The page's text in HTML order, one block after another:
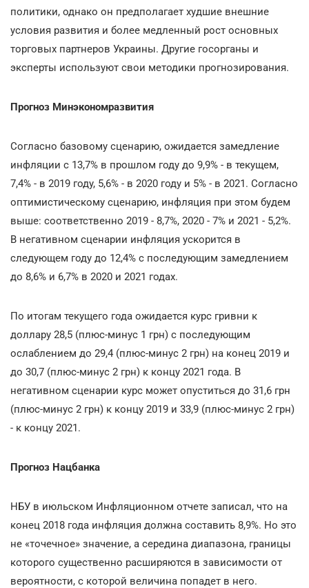
политики, однако он предполагает худшие внешние
условия развития и более медленный рост основных
торговых партнеров Украины. Другие госорганы и
эксперты используют свои методики прогнозирования.
Прогноз Минэкономразвития
Согласно базовому сценарию, ожидается замедление
инфляции с 13,7% в прошлом году до 9,9% - в текущем,
7,4% - в 2019 году, 5,6% - в 2020 году и 5% - в 2021. Согласно
оптимистическому сценарию, инфляция при этом будем
выше: соответственно 2019 - 8,7%, 2020 - 7% и 2021 - 5,2%.
В негативном сценарии инфляция ускорится в
следующем году до 12,4% с последующим замедлением
до 8,6% и 6,7% в 2020 и 2021 годах.
По итогам текущего года ожидается курс гривни к
доллару 28,5 (плюс-минус 1 грн) с последующим
ослаблением до 29,4 (плюс-минус 2 грн) на конец 2019 и
до 30,7 (плюс-минус 2 грн) к концу 2021 года. В
негативном сценарии курс может опуститься до 31,6 грн
(плюс-минус 2 грн) к концу 2019 и 33,9 (плюс-минус 2 грн)
- к концу 2021.
Прогноз Нацбанка
НБУ в июльском Инфляционном отчете записал, что на
конец 2018 года инфляция должна составить 8,9%. Но это
не «точечное» значение, а середина диапазона, границы
которого существенно расширяются в зависимости от
вероятности, с которой величина попадет в него.